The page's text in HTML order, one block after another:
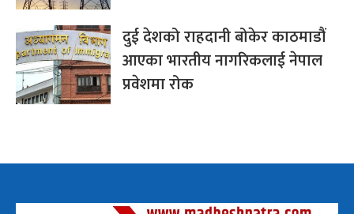
दुई देशको राहदानी बोकेर काठमाडौं
आएका भारतीय नागरिकलाई नेपाल
प्रवेशमा रोक